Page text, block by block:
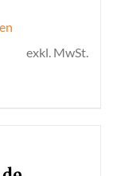
exkl. MwSt.